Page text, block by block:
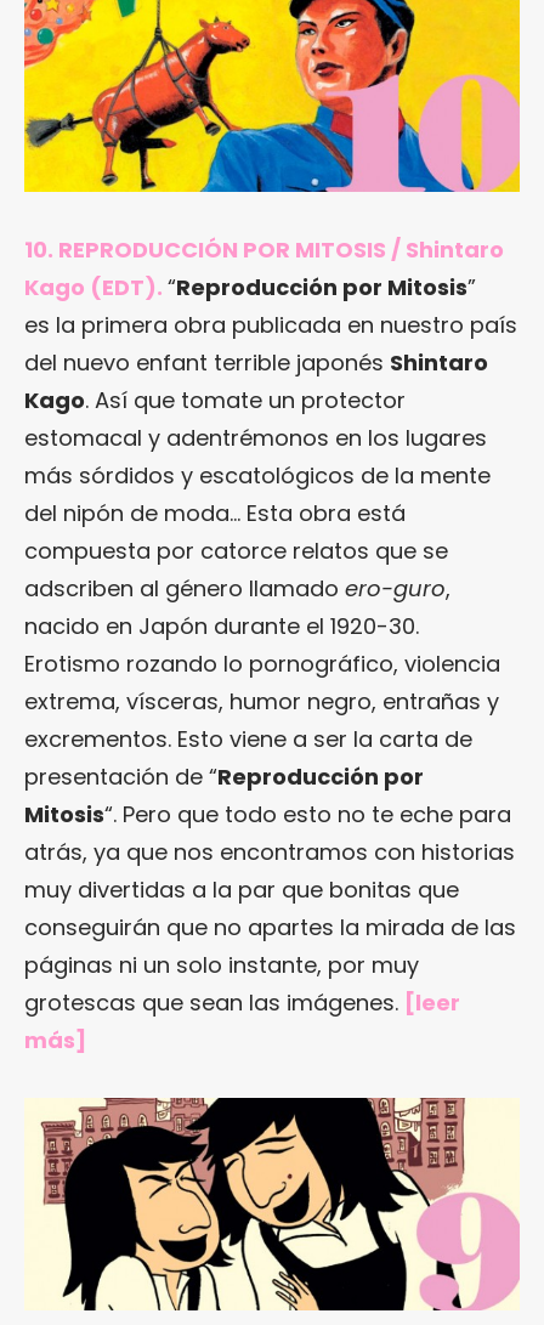
10. REPRODUCCIÓN POR MITOSIS / Shintaro
Kago (EDT). “Reproducción por Mitosis”
es la primera obra publicada en nuestro país
del nuevo enfant terrible japonés Shintaro
Kago. Así que tomate un protector
estomacal y adentrémonos en los lugares
más sórdidos y escatológicos de la mente
del nipón de moda… Esta obra está
compuesta por catorce relatos que se
adscriben al género llamado ero-guro,
nacido en Japón durante el 1920-30.
Erotismo rozando lo pornográfico, violencia
extrema, vísceras, humor negro, entrañas y
excrementos. Esto viene a ser la carta de
presentación de “Reproducción por
Mitosis“. Pero que todo esto no te eche para
atrás, ya que nos encontramos con historias
muy divertidas a la par que bonitas que
conseguirán que no apartes la mirada de las
páginas ni un solo instante, por muy
grotescas que sean las imágenes. [leer
más]